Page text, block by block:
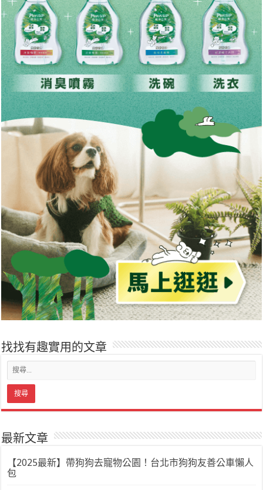
找找有趣實用的文章
最新文章
【2025最新】帶狗狗去寵物公園！台北市狗狗友善公車懶人
包